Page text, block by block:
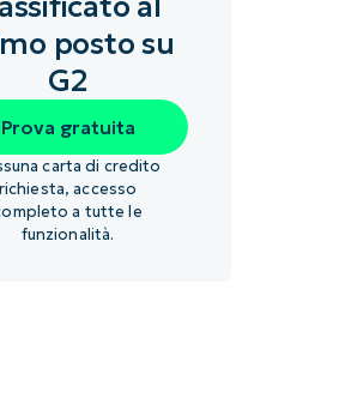
posto su
G2
Prova gratuita
carta di credito
richiesta, accesso
a tutte le
funzionalità.